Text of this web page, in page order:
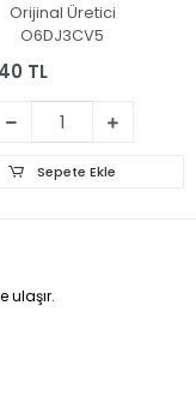
Orijinal Üretici
O6DJ3CV5
TL
Sepete Ekle
ulaşır.